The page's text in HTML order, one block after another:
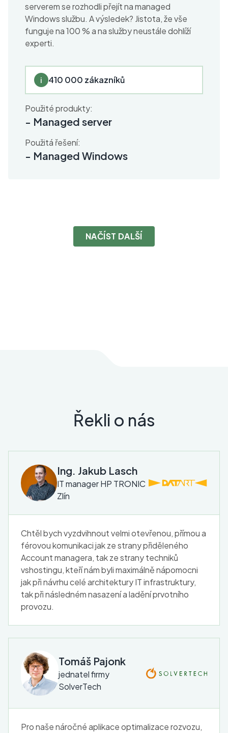
serverem se rozhodli přejít na managed
Windows službu. A výsledek? Jistota, že vše
funguje na 100 % a na služby neustále dohlíží
experti.
i 410 000 zákazníků
Použité produkty:
- Managed server
Použitá řešení:
- Managed Windows
NAČÍST DALŠÍ
Řekli o nás
Ing. Jakub Lasch
IT manager HP TRONIC
Zlín
Chtěl bych vyzdvihnout velmi otevřenou, přímou a
férovou komunikaci jak ze strany přiděleného
Account managera, tak ze strany techniků
vshostingu, kteří nám byli maximálně nápomocni
jak při návrhu celé architektury IT infrastruktury,
tak při následném nasazení a ladění prvotního
provozu.
Tomáš Pajonk
jednatel firmy
SolverTech
Pro naše náročné aplikace optimalizace rozvozu,